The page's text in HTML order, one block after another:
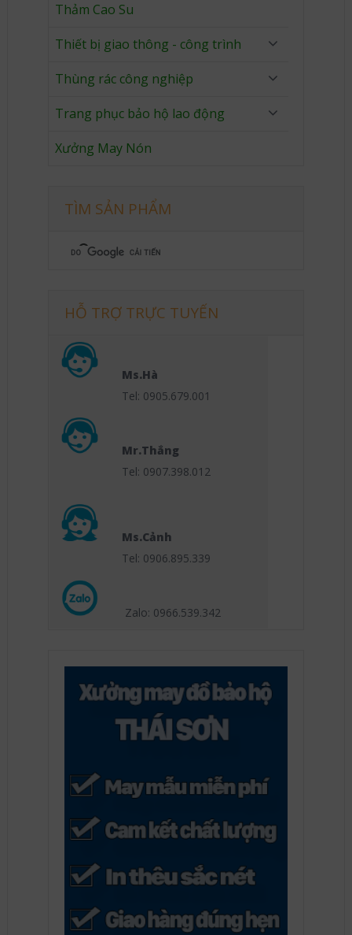
Thảm Cao Su
Thiết bị giao thông - công trình
Thùng rác công nghiệp
Trang phục bảo hộ lao động
Xưởng May Nón
TÌM SẢN PHẨM
HỖ TRỢ TRỰC TUYẾN
Ms.Hà
Tel: 0905.679.001
Mr.Thắng
Tel: 0907.398.012
Ms.Cảnh
Tel: 0906.895.339
Zalo: 0966.539.342